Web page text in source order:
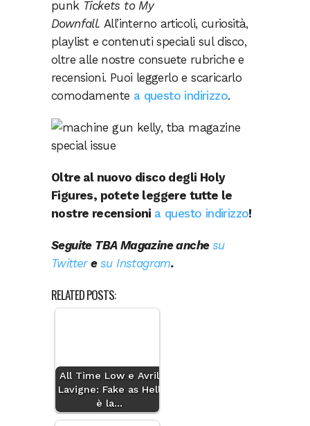
punk Tickets to My
Downfall. All’interno articoli, curiosità,
playlist e contenuti speciali sul disco,
oltre alle nostre consuete rubriche e
recensioni. Puoi leggerlo e scaricarlo
comodamente a questo indirizzo.
Oltre al nuovo disco degli Holy
Figures, potete leggere tutte le
nostre recensioni a questo indirizzo!
Seguite TBA Magazine anche su
Twitteresu Instagram.
RELATED POSTS:
All Time Low e Avril
Lavigne: Fake as Hell
è la…